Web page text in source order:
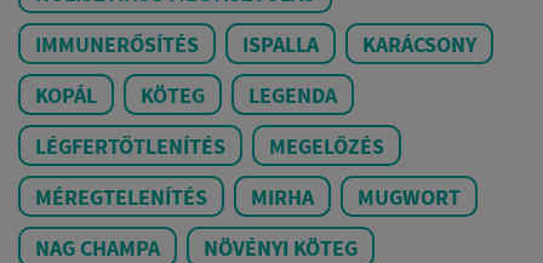
IMMUNERŐSÍTÉS
ISPALLA
KARÁCSONY
KOPÁL
KÖTEG
LEGENDA
LÉGFERTŐTLENÍTÉS
MEGELŐZÉS
MÉREGTELENÍTÉS
MIRHA
MUGWORT
NAG CHAMPA
NÖVÉNYI KÖTEG